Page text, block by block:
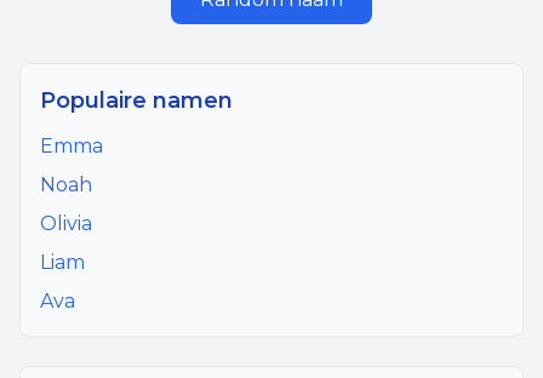
Populaire namen
Emma
Noah
Olivia
Liam
Ava